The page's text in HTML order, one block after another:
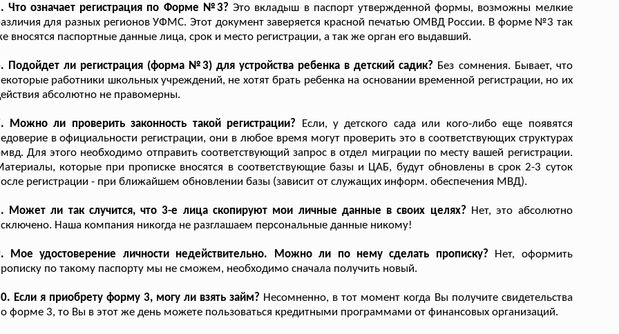
Что означает регистрация по Форме №3? Это вкладыш в паспорт утвержденной формы, возможны мелкие
для разных регионов УФМС. Этот документ заверяется красной печатью ОМВД России. В форме №3 так
вносятся паспортные данные лица, срок и место регистрации, а так же орган его выдавший.
Подойдет ли регистрация (форма №3) для устройства ребенка в детский садик? Без сомнения. Бывает, что
работники школьных учреждений, не хотят брать ребенка на основании временной регистрации, но их
абсолютно не правомерны.
Можно ли проверить законность такой регистрации? Если, у детского сада или кого-либо еще появятся
в официальности регистрации, они в любое время могут проверить это в соответствующих структурах
Для этого необходимо отправить соответствующий запрос в отдел миграции по месту вашей регистрации.
которые при прописке вносятся в соответствующие базы и ЦАБ, будут обновлены в срок 2-3 суток
регистрации - при ближайшем обновлении базы (зависит от служащих информ. обеспечения МВД).
Может ли так случится, что 3-е лица скопируют мои личные данные в своих целях? Нет, это абсолютно
Наша компания никогда не разглашаем персональные данные никому!
Мое удостоверение личности недействительно. Можно ли по нему сделать прописку? Нет, оформить
по такому паспорту мы не сможем, необходимо сначала получить новый.
Если я приобрету форму 3, могу ли взять займ? Несомненно, в тот момент когда Вы получите свидетельства
форме 3, то Вы в этот же день можете пользоваться кредитными программами от финансовых организаций.